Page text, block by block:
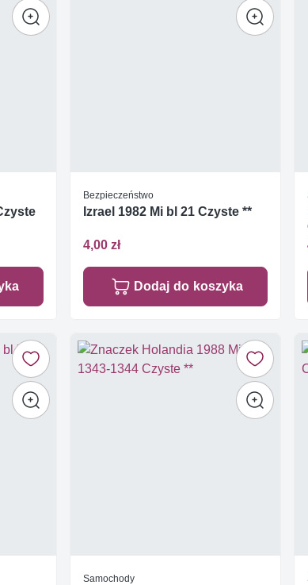
Bezpieczeństwo
Izrael 1982 Mi bl 21 Czyste **
4,00 zł
Dodaj do koszyka
Samochody